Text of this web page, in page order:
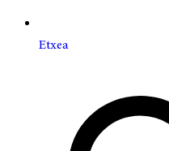
Etxea